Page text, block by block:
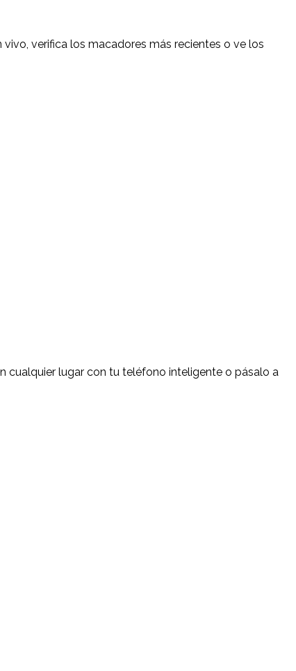
verifica los macadores más recientes o ve los
cualquier lugar con tu teléfono inteligente o pásalo a